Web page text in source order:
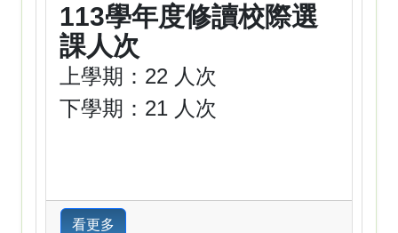
113學年度修讀校際選
課人次
上學期：22 人次
下學期：21 人次
看更多